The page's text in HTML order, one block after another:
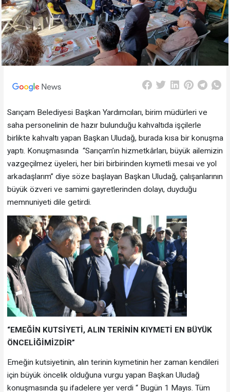
Sarıçam Belediyesi Başkan Yardımcıları, birim müdürleri ve
saha personelinin de hazır bulunduğu kahvaltıda işçilerle
birlikte kahvaltı yapan Başkan Uludağ, burada kısa bir konuşma
yaptı. Konuşmasında “Sarıçam’ın hizmetkârları, büyük ailemizin
vazgeçilmez üyeleri, her biri birbirinden kıymetli mesai ve yol
arkadaşlarım” diye söze başlayan Başkan Uludağ, çalışanlarının
büyük özveri ve samimi gayretlerinden dolayı, duyduğu
memnuniyeti dile getirdi.
“EMEĞİN KUTSİYETİ, ALIN TERİNİN KIYMETİ EN BÜYÜK
ÖNCELİĞİMİZDİR”
Emeğin kutsiyetinin, alın terinin kıymetinin her zaman kendileri
için büyük öncelik olduğuna vurgu yapan Başkan Uludağ
konuşmasında şu ifadelere yer verdi “ Bugün 1 Mayıs. Tüm